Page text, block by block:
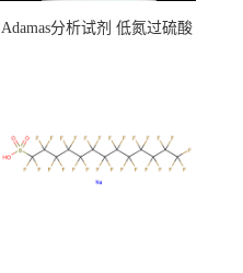
Adamas分析试剂 低氮过硫酸